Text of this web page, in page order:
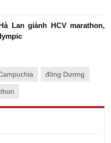
Lan giành HCV marathon,
đông Dương